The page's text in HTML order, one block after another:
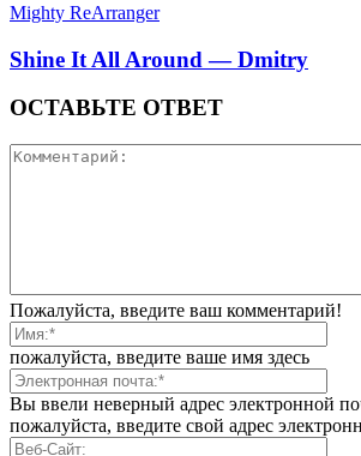
Mighty ReArranger
Shine It All Around — Dmitry
ОСТАВЬТЕ ОТВЕТ
Пожалуйста, введите ваш комментарий!
пожалуйста, введите ваше имя здесь
Вы ввели неверный адрес электронной
пожалуйста, введите свой адрес